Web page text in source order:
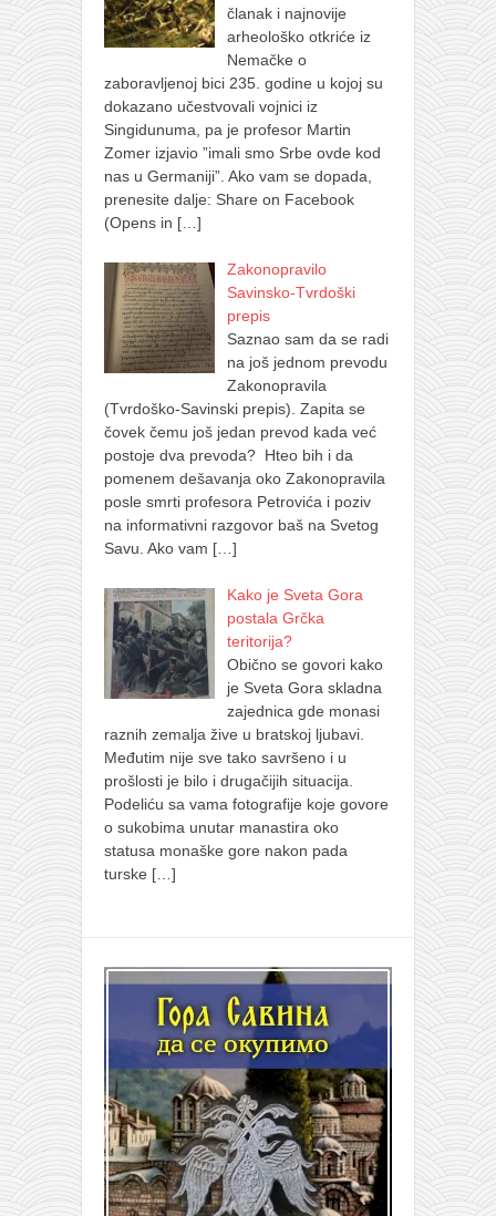
članak i najnovije
arheološko otkriće iz
Nemačke o
zaboravljenoj bici 235. godine u kojoj su
dokazano učestvovali vojnici iz
Singidunuma, pa je profesor Martin
Zomer izjavio ”imali smo Srbe ovde kod
nas u Germaniji”. Ako vam se dopada,
prenesite dalje: Share on Facebook
(Opens in […]
Zakonopravilo
Savinsko-Tvrdoški
prepis
Saznao sam da se radi
na još jednom prevodu
Zakonopravila
(Tvrdoško-Savinski prepis). Zapita se
čovek čemu još jedan prevod kada već
postoje dva prevoda? Hteo bih i da
pomenem dešavanja oko Zakonopravila
posle smrti profesora Petrovića i poziv
na informativni razgovor baš na Svetog
Savu. Ako vam […]
Kako je Sveta Gora
postala Grčka
teritorija?
Obično se govori kako
je Sveta Gora skladna
zajednica gde monasi
raznih zemalja žive u bratskoj ljubavi.
Međutim nije sve tako savršeno i u
prošlosti je bilo i drugačijih situacija.
Podeliću sa vama fotografije koje govore
o sukobima unutar manastira oko
statusa monaške gore nakon pada
turske […]